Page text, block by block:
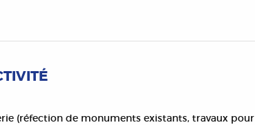
(réfection de monuments existants, travaux pour